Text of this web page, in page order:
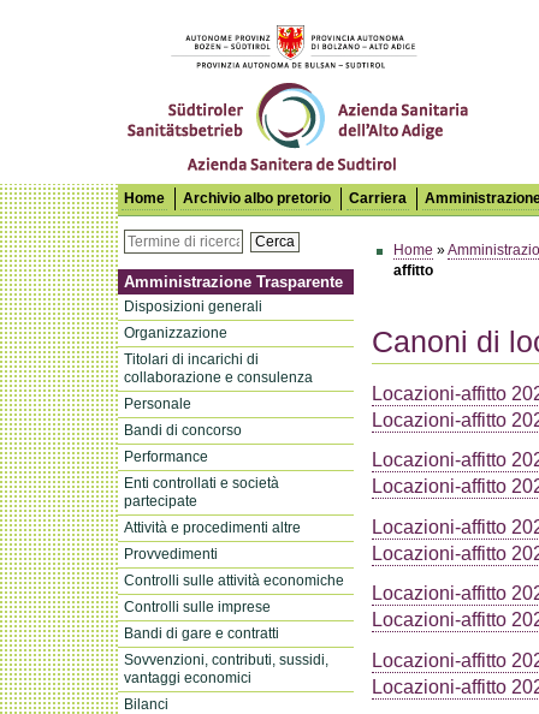
Azienda Sanitaria dell'Alto Adige
Home Archivio albo pretorio Carriera
Cerca
Amministrazione Trasparente
Disposizioni generali
Organizzazione
Titolari di incarichi di
collaborazione e consulenza
Personale
Bandi di concorso
Performance
Enti controllati e società
partecipate
Attività e procedimenti altre
Provvedimenti
Controlli sulle attività economiche
Controlli sulle imprese
Bandi di gare e contratti
Sovvenzioni, contributi, sussidi,
vantaggi economici
Bilanci
Home »
affitto
Canoni di
Locazioni-affitto
Locazioni-affitto
Locazioni-affitto
Locazioni-affitto
Locazioni-affitto
Locazioni-affitto
Locazioni-affitto
Locazioni-affitto
Locazioni-affitto
Locazioni-affitto